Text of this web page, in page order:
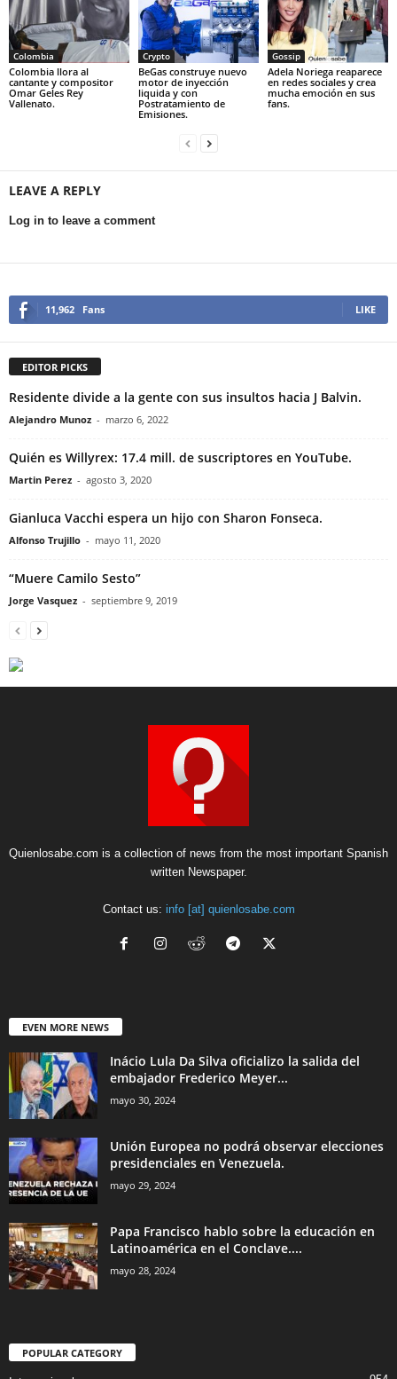
Colombia
Colombia llora al
cantante y compositor
Omar Geles Rey
Vallenato.
Crypto
BeGas construye nuevo
motor de inyección
liquida y con
Postratamiento de
Emisiones.
Gossip
Adela Noriega reaparece
en redes sociales y crea
mucha emoción en sus
fans.
LEAVE A REPLY
Log in to leave a comment
11,962 Fans LIKE
EDITOR PICKS
Residente divide a la gente con sus insultos hacia J Balvin.
Alejandro Munoz - marzo 6, 2022
Quién es Willyrex: 17.4 mill. de suscriptores en YouTube.
Martin Perez - agosto 3, 2020
Gianluca Vacchi espera un hijo con Sharon Fonseca.
Alfonso Trujillo - mayo 11, 2020
“Muere Camilo Sesto”
Jorge Vasquez - septiembre 9, 2019
Quienlosabe.com is a collection of news from the most important Spanish
written Newspaper.
Contact us: info [at] quienlosabe.com
EVEN MORE NEWS
Inácio Lula Da Silva oficializo la salida del
embajador Frederico Meyer...
mayo 30, 2024
Unión Europea no podrá observar elecciones
presidenciales en Venezuela.
mayo 29, 2024
Papa Francisco hablo sobre la educación en
Latinoamérica en el Conclave....
mayo 28, 2024
POPULAR CATEGORY